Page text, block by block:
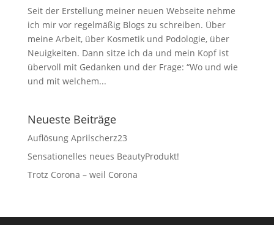
Seit der Erstellung meiner neuen Webseite nehme
ich mir vor regelmäßig Blogs zu schreiben. Über
meine Arbeit, über Kosmetik und Podologie, über
Neuigkeiten. Dann sitze ich da und mein Kopf ist
übervoll mit Gedanken und der Frage: “Wo und wie
und mit welchem...
Neueste Beiträge
Auflösung Aprilscherz23
Sensationelles neues BeautyProdukt!
Trotz Corona – weil Corona